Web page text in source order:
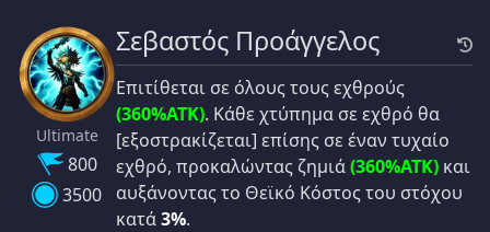
Ultimate
800
3500
Σεβαστός Προάγγελος
Επιτίθεται σε όλους τους εχθρούς
(360%ATK). Κάθε χτύπημα σε εχθρό θα
[εξοστρακίζεται] επίσης σε έναν τυχαίο
εχθρό, προκαλώντας ζημιά(360%ATK) και
αυξάνοντας το Θεϊκό Κόστος του στόχου
κατά3%.